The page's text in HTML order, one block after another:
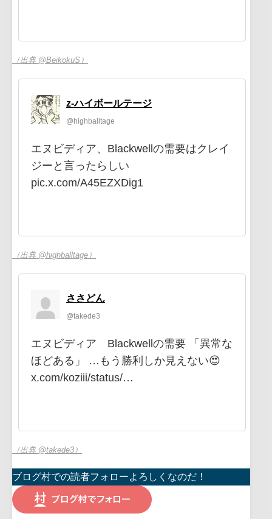
（出典 @BeikokuS）
z-ハイボールテージ
@highballtage
エヌビディア、Blackwellの需要はクレイ
ジーと言ったらしい
pic.x.com/A45EZXDig1
（出典 @highballtage）
ささどん
@takede3
エヌビディア Blackwellの需要 「異常な
ほどある」 …もう勝利しか見えない😍
x.com/koziii/status/…
（出典 @takede3）
ブログ村での読者フォローよろしくなのだ！